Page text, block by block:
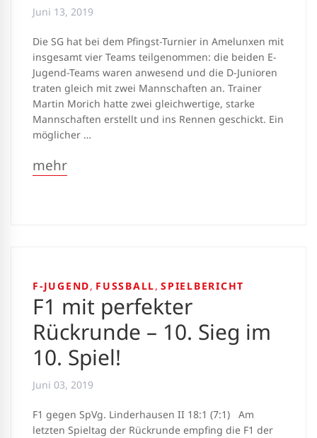
Juni 13, 2019
Die SG hat bei dem Pfingst-Turnier in Amelunxen mit
insgesamt vier Teams teilgenommen: die beiden E-
Jugend-Teams waren anwesend und die D-Junioren
traten gleich mit zwei Mannschaften an. Trainer
Martin Morich hatte zwei gleichwertige, starke
Mannschaften erstellt und ins Rennen geschickt. Ein
möglicher …
mehr
F-JUGEND, FUSSBALL , SPIELBERICHT
F1 mit perfekter
Rückrunde – 10. Sieg im
10. Spiel!
Juni 03, 2019
F1 gegen SpVg. Linderhausen II 18:1 (7:1) Am
letzten Spieltag der Rückrunde empfing die F1 der